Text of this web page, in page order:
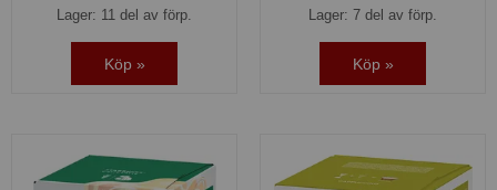
Lager: 11 del av förp.
Köp »
Lager: 7 del av förp.
Köp »